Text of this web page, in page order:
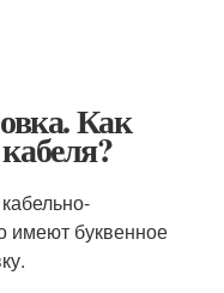
Как
имеют буквенное